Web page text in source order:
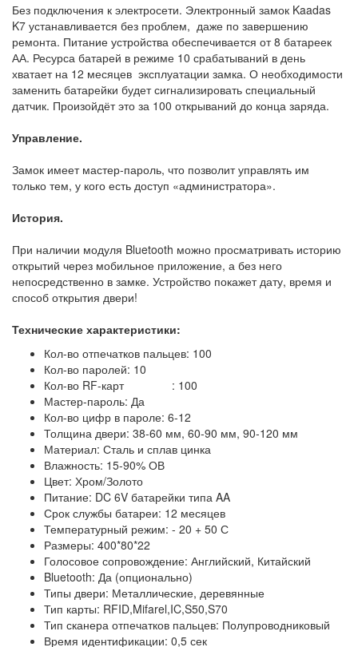
Без подключения к электросети. Электронный замок Kaadas
K7 устанавливается без проблем, даже по завершению
ремонта. Питание устройства обеспечивается от 8 батареек
АА. Ресурса батарей в режиме 10 срабатываний в день
хватает на 12 месяцев эксплуатации замка. О необходимости
заменить батарейки будет сигнализировать специальный
датчик. Произойдёт это за 100 открываний до конца заряда.
Управление.
Замок имеет мастер-пароль, что позволит управлять им
только тем, у кого есть доступ «администратора».
История.
При наличии модуля Bluetooth можно просматривать историю
открытий через мобильное приложение, а без него
непосредственно в замке. Устройство покажет дату, время и
способ открытия двери!
Технические характеристики:
Кол-во отпечатков пальцев: 100
Кол-во паролей: 10
Кол-во RF-карт : 100
Мастер-пароль: Да
Кол-во цифр в пароле: 6-12
Толщина двери: 38-60 мм, 60-90 мм, 90-120 мм
Материал: Сталь и сплав цинка
Влажность: 15-90% ОВ
Цвет: Хром/Золото
Питание: DC 6V батарейки типа AA
Срок службы батареи: 12 месяцев
Температурный режим: - 20 + 50 С
Размеры: 400*80*22
Голосовое сопровождение: Английский, Китайский
Bluetooth: Да (опционально)
Типы двери: Металлические, деревянные
Тип карты: RFID,Mifarel,IC,S50,S70
Тип сканера отпечатков пальцев: Полупроводниковый
Время идентификации: 0,5 сек